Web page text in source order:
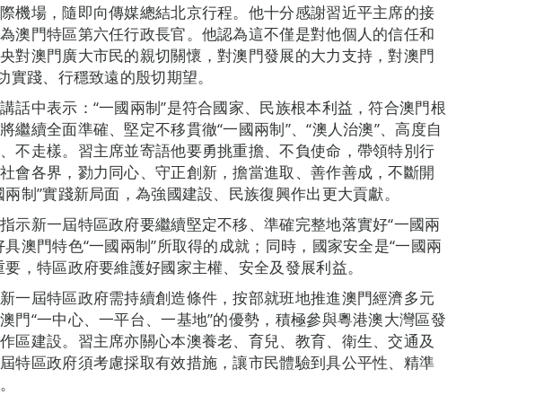
機場，隨即向傳媒總結北京行程。他十分感謝習近平主席的接
澳門特區第六任行政長官。他認為這不僅是對他個人的信任和
對澳門廣大市民的親切關懷，對澳門發展的大力支持，對澳門
實踐、行穩致遠的殷切期望。
話中表示：“一國兩制”是符合國家、民族根本利益，符合澳門根
繼續全面準確、堅定不移貫徹“一國兩制”、“澳人治澳”、高度自
不走樣。習主席並寄語他要勇挑重擔、不負使命，帶領特別行
會各界，勠力同心、守正創新，擔當進取、善作善成，不斷開
制”實踐新局面，為強國建設、民族復興作出更大貢獻。
示新一屆特區政府要繼續堅定不移、準確完整地落實好“一國兩
澳門特色“一國兩制”所取得的成就；同時，國家安全是“一國兩
，特區政府要維護好國家主權、安全及發展利益。
一屆特區政府需持續創造條件，按部就班地推進澳門經濟多元
門“一中心、一平台、一基地”的優勢，積極參與粵港澳大灣區發
區建設。習主席亦關心本澳養老、育兒、教育、衛生、交通及
特區政府須考慮採取有效措施，讓市民體驗到具公平性、精準